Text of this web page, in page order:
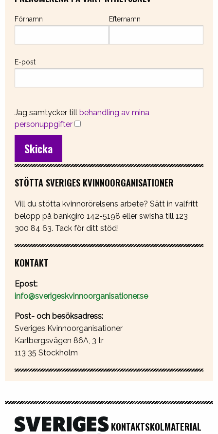
Förnamn Efternamn
E-post
Jag samtycker till behandling av mina
personuppgifter
STÖTTA SVERIGES KVINNOORGANISATIONER
Vill du stötta kvinnorörelsens arbete? Sätt in valfritt
belopp på bankgiro 142-5198 eller swisha till 123
300 84 63. Tack för ditt stöd!
KONTAKT
Epost:
info@sverigeskvinnoorganisationer.se
Post- och besöksadress:
Sveriges Kvinnoorganisationer
Karlbergsvägen 86A, 3 tr
113 35 Stockholm
KONTAKTSKOLMATERIAL